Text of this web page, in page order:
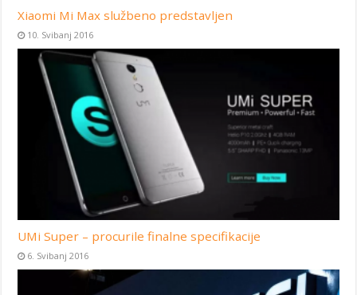
Xiaomi Mi Max službeno predstavljen
10. Svibanj 2016
UMi Super – procurile finalne specifikacije
6. Svibanj 2016